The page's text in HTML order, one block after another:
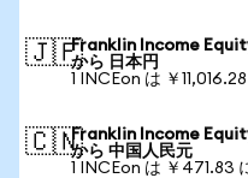
🇯🇵Franklin Income
から 日本円
1 INCEon は ￥
🇨🇳Franklin Income
から 中国人民元
1 INCEon は ￥471.83